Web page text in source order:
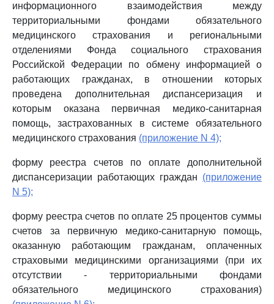
информационного взаимодействия между
территориальными фондами обязательного
медицинского страхования и региональными
отделениями Фонда социального страхования
Российской Федерации по обмену информацией о
работающих гражданах, в отношении которых
проведена дополнительная диспансеризация и
которым оказана первичная медико-санитарная
помощь, застрахованных в системе обязательного
медицинского страхования (приложение N 4);
форму реестра счетов по оплате дополнительной
диспансеризации работающих граждан (приложение
N 5);
форму реестра счетов по оплате 25 процентов суммы
счетов за первичную медико-санитарную помощь,
оказанную работающим гражданам, оплаченных
страховыми медицинскими организациями (при их
отсутствии - территориальными фондами
обязательного медицинского страхования)